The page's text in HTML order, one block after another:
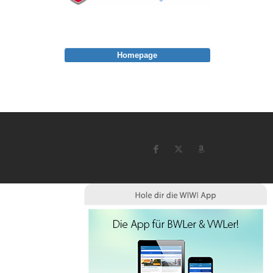
Homepage